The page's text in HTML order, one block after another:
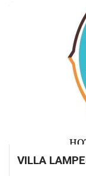
VILLA